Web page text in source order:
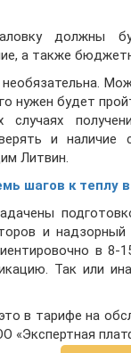
должны
а также
нужен будет
случаях
и наличие
Литвин.
шагов к теплу
и
в 8-
Так или
в тарифе на
«Экспертная